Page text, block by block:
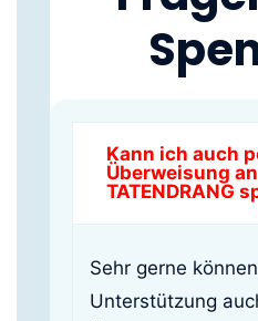
Kann ich auch
Überweisung an
TATENDRANG
Sehr gerne
Unterstützung